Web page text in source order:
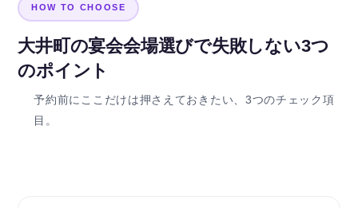
HOW TO CHOOSE
大井町の宴会会場選びで失敗しない3つ
のポイント
予約前にここだけは押さえておきたい、3つのチェック項
目。